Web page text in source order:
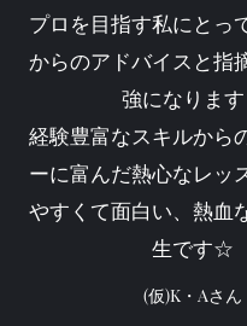
プロを目指す私にとっ
からのアドバイスと指
強になります
経験豊富なスキルから
ーに富んだ熱心なレッ
やすくて面白い、熱血
生です☆
(仮)K・Aさん